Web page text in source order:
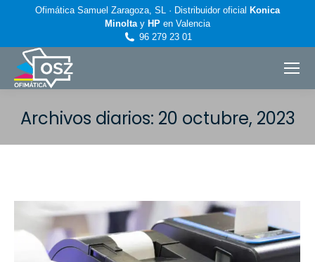
Ofimática Samuel Zaragoza, SL · Distribuidor oficial Konica
Minoltay HP en Valencia
96 279 23 01
Archivos diarios: 20 octubre, 2023